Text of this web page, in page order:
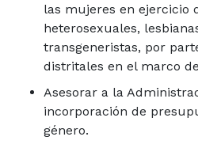
las mujeres en ejercicio
heterosexuales,
transgeneristas, por
distritales en el marco
Asesorar a la
incorporación de
género.